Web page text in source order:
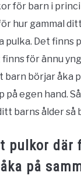
för barn i
hur gammal
pulka. Det finns
finns för ännu
barn börjar åka
på egen hand.
barns ålder så
pulkor där
på